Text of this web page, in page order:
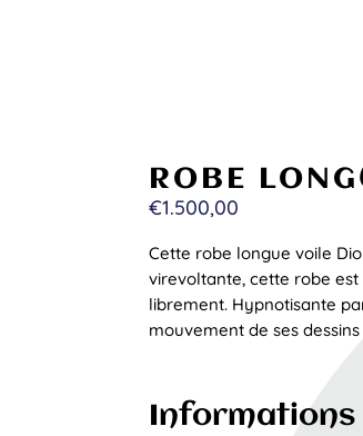
ROBE
€1.500,00
Cette robe longue voile
virevoltante, cette robe
librement. Hypnotisante
mouvement de ses
Informations